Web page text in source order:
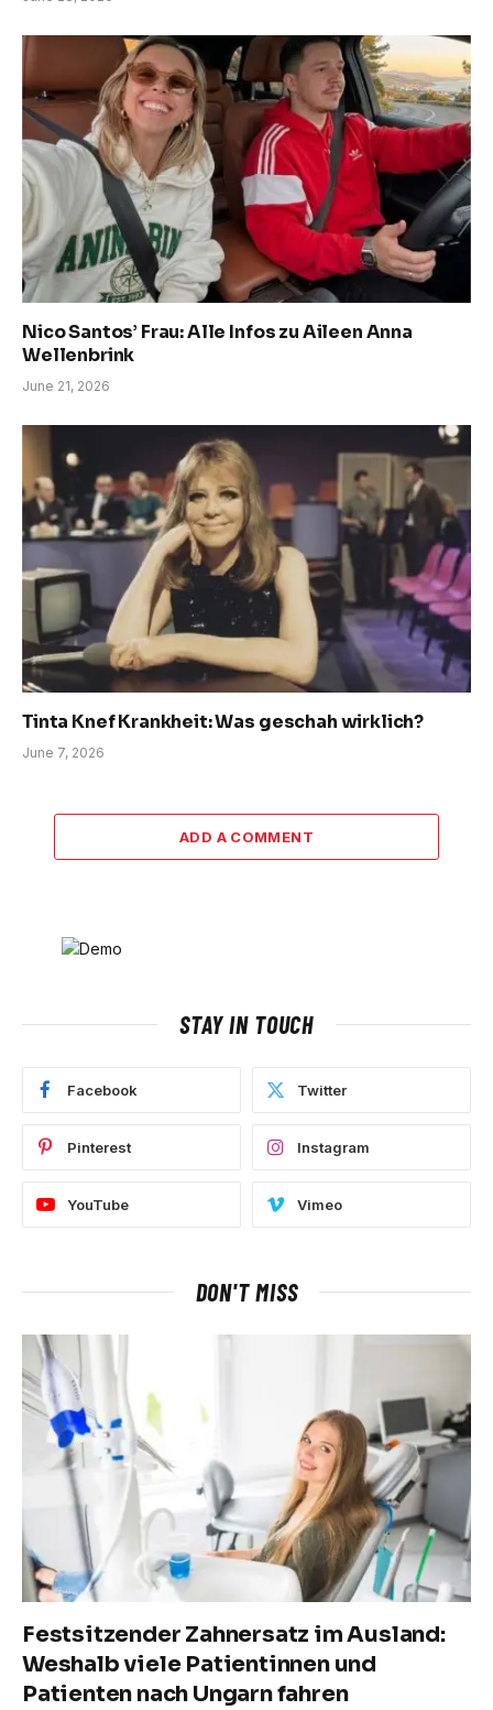
Nico Santos’ Frau: Alle Infos zu Aileen Anna
Wellenbrink
June 21, 2026
Tinta Knef Krankheit: Was geschah wirklich?
June 7, 2026
ADD A COMMENT
STAY IN TOUCH
Facebook Twitter
Pinterest Instagram
YouTube Vimeo
DON'T MISS
Festsitzender Zahnersatz im Ausland:
Weshalb viele Patientinnen und
Patienten nach Ungarn fahren